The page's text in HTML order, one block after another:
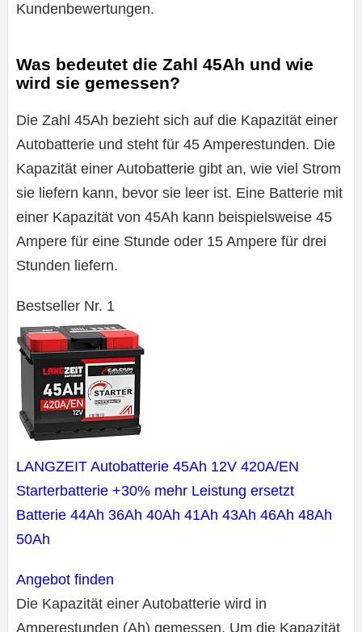
Kundenbewertungen.
Was bedeutet die Zahl 45Ah und wie
wird sie gemessen?
Die Zahl 45Ah bezieht sich auf die Kapazität einer
Autobatterie und steht für 45 Amperestunden. Die
Kapazität einer Autobatterie gibt an, wie viel Strom
sie liefern kann, bevor sie leer ist. Eine Batterie mit
einer Kapazität von 45Ah kann beispielsweise 45
Ampere für eine Stunde oder 15 Ampere für drei
Stunden liefern.
Bestseller Nr. 1
LANGZEIT Autobatterie 45Ah 12V 420A/EN
Starterbatterie +30% mehr Leistung ersetzt
Batterie 44Ah 36Ah 40Ah 41Ah 43Ah 46Ah 48Ah
50Ah
Angebot finden
Die Kapazität einer Autobatterie wird in
Amperestunden (Ah) gemessen. Um die Kapazität